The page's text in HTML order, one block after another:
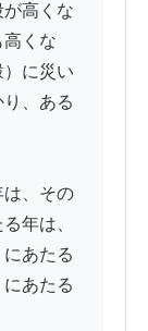
が高くな
高くな
に災い
、ある
は、その
年は、
あたる
あたる